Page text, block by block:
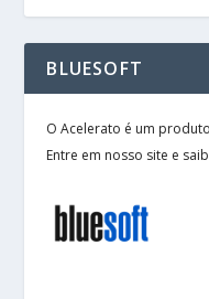
BLUESOFT
O Acelerato é um
Entre em nosso site e